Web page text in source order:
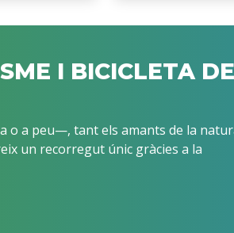
I BICICLETA DE
o a peu—, tant els amants de la
un recorregut únic gràcies a la